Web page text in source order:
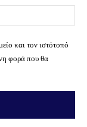
και τον ιστότοπό
φορά που θα